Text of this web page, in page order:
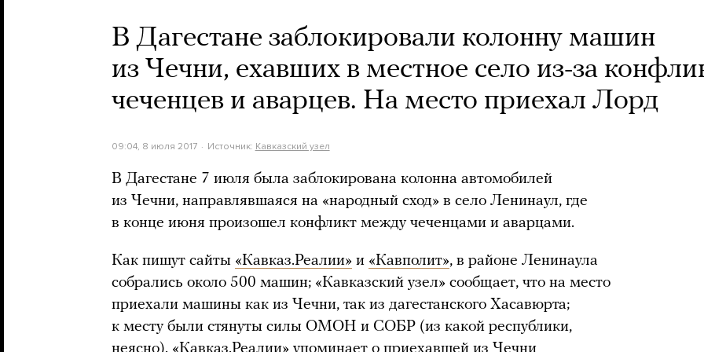
В Дагестане заблокировали колонну машин
из Чечни, ехавших в местное село из-за
чеченцев и аварцев. На место приехал Лорд
09:04, 8 июля 2017 Источник: Кавказский узел
В Дагестане 7 июля была заблокирована колонна автомобилей
из Чечни, направлявшаяся на «народный сход» в село Ленинаул, где
в конце июня произошел конфликт между чеченцами и аварцами.
Как пишут сайты «Кавказ.Реалии» и «Кавполит», в районе Ленинаула
собрались около 500 машин; «Кавказский узел» сообщает, что на место
приехали машины как из Чечни, так из дагестанского Хасавюрта;
к месту были стянуты силы ОМОН и СОБР (из какой республики,
неясно). «Кавказ.Реалии» упоминает о приехавшей из Чечни